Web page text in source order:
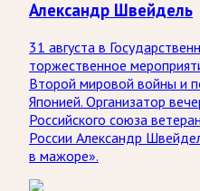
Александр Швейдель
31 августа в
торжественное
Второй мировой войны и
Японией. Организатор
Российского союза
России Александр
в мажоре».